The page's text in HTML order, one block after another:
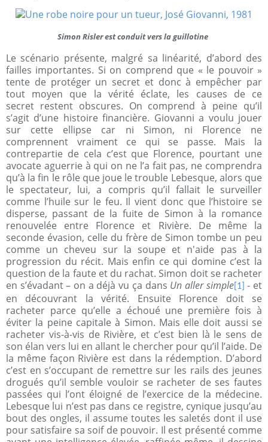
Simon Risler est conduit vers la guillotine
Le scénario présente, malgré sa linéarité, d’abord des
failles importantes. Si on comprend que « le pouvoir »
tente de protéger un secret et donc à empêcher par
tout moyen que la vérité éclate, les causes de ce
secret restent obscures. On comprend à peine qu’il
s’agit d’une histoire financière. Giovanni a voulu jouer
sur cette ellipse car ni Simon, ni Florence ne
comprennent vraiment ce qui se passe. Mais la
contrepartie de cela c’est que Florence, pourtant une
avocate aguerrie à qui on ne l’a fait pas, ne comprendra
qu’à la fin le rôle que joue le trouble Lebesque, alors que
le spectateur, lui, a compris qu’il fallait le surveiller
comme l’huile sur le feu. Il vient donc que l’histoire se
disperse, passant de la fuite de Simon à la romance
renouvelée entre Florence et Rivière. De même la
seconde évasion, celle du frère de Simon tombe un peu
comme un cheveu sur la soupe et n'aide pas à la
progression du récit. Mais enfin ce qui domine c’est la
question de la faute et du rachat. Simon doit se racheter
en s’évadant – on a déjà vu ça dans Un aller simple[1] - et
en découvrant la vérité. Ensuite Florence doit se
racheter parce qu’elle a échoué une première fois à
éviter la peine capitale à Simon. Mais elle doit aussi se
racheter vis-à-vis de Rivière, et c’est bien là le sens de
son élan vers lui en allant le chercher pour qu’il l’aide. De
la même façon Rivière est dans la rédemption. D’abord
c’est en s’occupant de remettre sur les rails des jeunes
drogués qu’il semble vouloir se racheter de ses fautes
passées qui l’ont éloigné de l’exercice de la médecine.
Lebesque lui n’est pas dans ce registre, cynique jusqu’au
bout des ongles, il assume toutes les saletés dont il use
pour satisfaire sa soif de pouvoir. Il est présenté comme